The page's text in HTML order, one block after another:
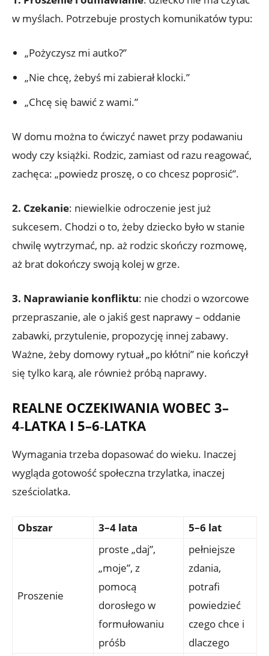
w myślach. Potrzebuje prostych komunikatów typu:
„Pożyczysz mi autko?”
„Nie chcę, żebyś mi zabierał klocki.”
„Chcę się bawić z wami.”
W domu można to ćwiczyć nawet przy podawaniu
wody czy książki. Rodzic, zamiast od razu reagować,
zachęca: „powiedz proszę, o co chcesz poprosić”.
2. Czekanie: niewielkie odroczenie jest już
sukcesem. Chodzi o to, żeby dziecko było w stanie
chwilę wytrzymać, np. aż rodzic skończy rozmowę,
aż brat dokończy swoją kolej w grze.
3. Naprawianie konfliktu: nie chodzi o wzorcowe
przepraszanie, ale o jakiś gest naprawy – oddanie
zabawki, przytulenie, propozycję innej zabawy.
Ważne, żeby domowy rytuał „po kłótni” nie kończył
się tylko karą, ale również próbą naprawy.
REALNE OCZEKIWANIA WOBEC 3–
4‑LATKA I 5–6‑LATKA
Wymagania trzeba dopasować do wieku. Inaczej
wygląda gotowość społeczna trzylatka, inaczej
sześciolatka.
Obszar 3–4 lata 5–6 lat
Proszenie
proste „daj”,
„moje”, z
pomocą
dorosłego w
formułowaniu
próśb
pełniejsze
zdania,
potrafi
powiedzieć
czego chce i
dlaczego